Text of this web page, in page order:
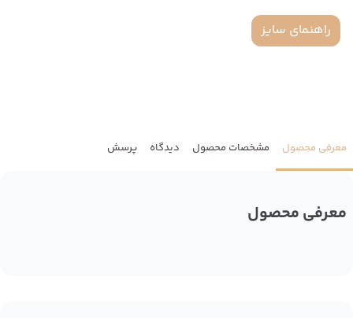
راهنمای سایز
معرفی محصول مشخصات محصول دیدگاه پرسش
معرفی محصول